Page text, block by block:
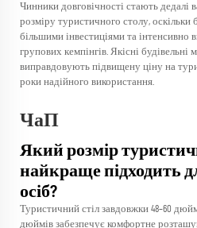
Чинники довговічності стають дедалі
розміру туристичного столу, оскільки
більшими інвестиціями та інтенсивно
групових кемпінгів. Якісні будівельні
виправдовують підвищену ціну на
роки надійного використання.
ЧаП
Який розмір
найкраще підходить
осіб?
Туристичний стіл завдовжки 48–60
дюймів забезпечує комфортне